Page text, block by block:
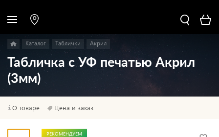
Каталог Таблички Акрил
Табличка с УФ печатью Акрил
(3мм)
О товаре Цена и заказ
РЕКОМЕНДУЕМ